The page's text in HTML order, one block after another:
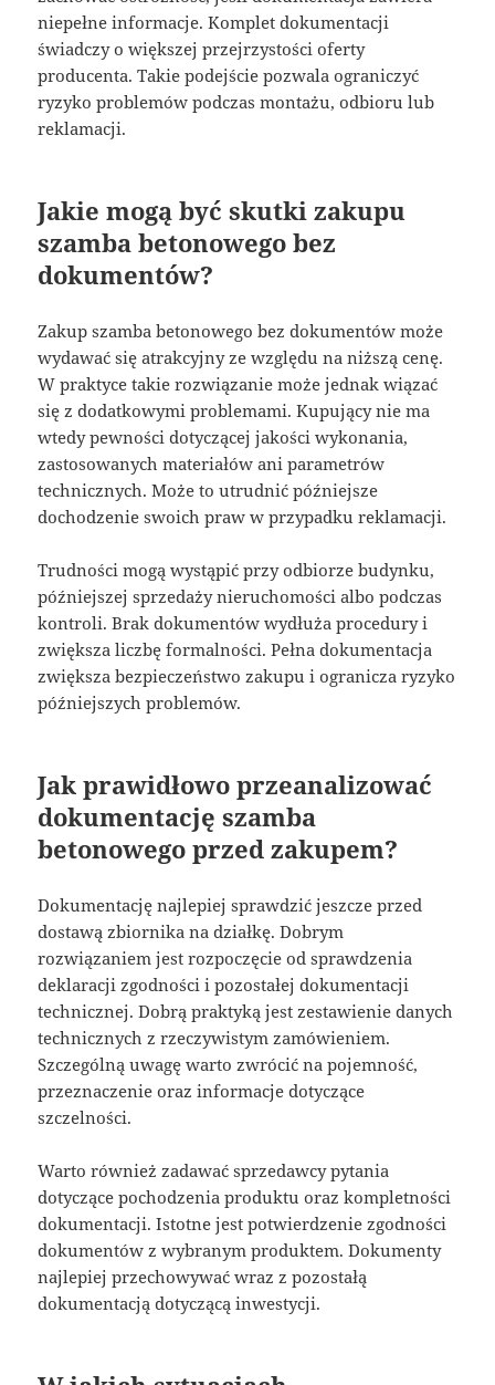
niepełne informacje. Komplet dokumentacji
świadczy o większej przejrzystości oferty
producenta. Takie podejście pozwala ograniczyć
ryzyko problemów podczas montażu, odbioru lub
reklamacji.
Jakie mogą być skutki zakupu
szamba betonowego bez
dokumentów?
Zakup szamba betonowego bez dokumentów może
wydawać się atrakcyjny ze względu na niższą cenę.
W praktyce takie rozwiązanie może jednak wiązać
się z dodatkowymi problemami. Kupujący nie ma
wtedy pewności dotyczącej jakości wykonania,
zastosowanych materiałów ani parametrów
technicznych. Może to utrudnić późniejsze
dochodzenie swoich praw w przypadku reklamacji.
Trudności mogą wystąpić przy odbiorze budynku,
późniejszej sprzedaży nieruchomości albo podczas
kontroli. Brak dokumentów wydłuża procedury i
zwiększa liczbę formalności. Pełna dokumentacja
zwiększa bezpieczeństwo zakupu i ogranicza ryzyko
późniejszych problemów.
Jak prawidłowo przeanalizować
dokumentację szamba
betonowego przed zakupem?
Dokumentację najlepiej sprawdzić jeszcze przed
dostawą zbiornika na działkę. Dobrym
rozwiązaniem jest rozpoczęcie od sprawdzenia
deklaracji zgodności i pozostałej dokumentacji
technicznej. Dobrą praktyką jest zestawienie danych
technicznych z rzeczywistym zamówieniem.
Szczególną uwagę warto zwrócić na pojemność,
przeznaczenie oraz informacje dotyczące
szczelności.
Warto również zadawać sprzedawcy pytania
dotyczące pochodzenia produktu oraz kompletności
dokumentacji. Istotne jest potwierdzenie zgodności
dokumentów z wybranym produktem. Dokumenty
najlepiej przechowywać wraz z pozostałą
dokumentacją dotyczącą inwestycji.